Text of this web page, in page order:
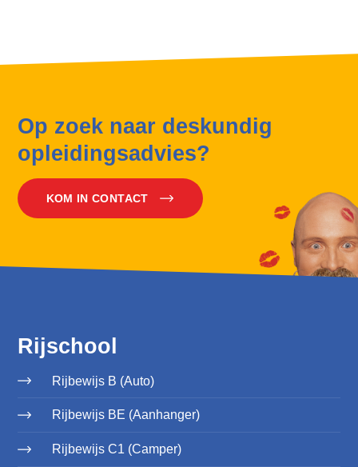
Op zoek naar deskundig
opleidingsadvies?
KOM IN CONTACT
Rijschool
Rijbewijs B (Auto)
Rijbewijs BE (Aanhanger)
Rijbewijs C1 (Camper)